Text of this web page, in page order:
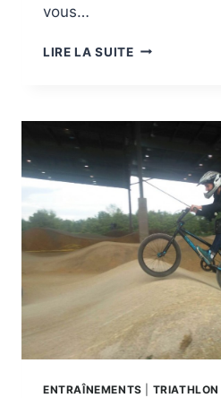
vous…
LIRE LA SUITELES
TRIATHLON
ENTRAÎNEMENTS TRIATHLON